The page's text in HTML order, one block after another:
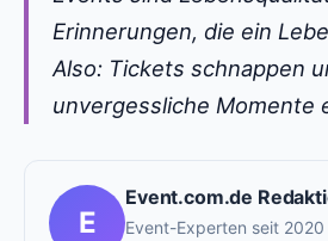
Erinnerungen, die ein
Also: Tickets schnappen
unvergessliche Momente
E
Event.com.de
Event-Experten seit 2020